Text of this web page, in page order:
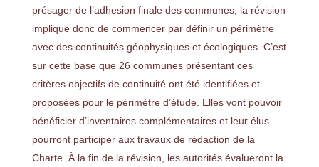
présager de l’adhesion finale des communes, la révision
implique donc de commencer par définir un périmètre
avec des continuités géophysiques et écologiques. C’est
sur cette base que 26 communes présentant ces
critères objectifs de continuité ont été identifiées et
proposées pour le périmètre d’étude. Elles vont pouvoir
bénéficier d’inventaires complémentaires et leur élus
pourront participer aux travaux de rédaction de la
Charte. À la fin de la révision, les autorités évalueront la